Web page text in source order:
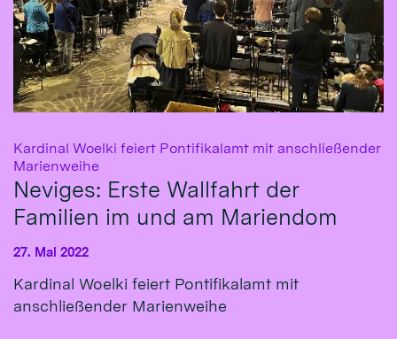
Kardinal Woelki feiert Pontifikalamt mit anschließender
Marienweihe
Neviges: Erste Wallfahrt der
Familien im und am Mariendom
27. Mai 2022
Kardinal Woelki feiert Pontifikalamt mit
anschließender Marienweihe